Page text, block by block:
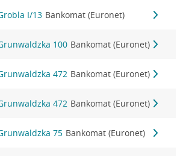
I/13 Bankomat (Euronet)
100 Bankomat (Euronet)
472 Bankomat (Euronet)
472 Bankomat (Euronet)
75 Bankomat (Euronet)